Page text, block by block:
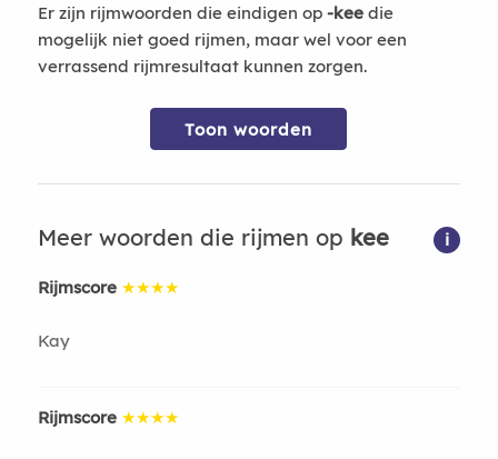
Er zijn rijmwoorden die eindigen op -keedie
mogelijk niet goed rijmen, maar wel voor een
verrassend rijmresultaat kunnen zorgen.
Toon woorden
Meer woorden die rijmen op kee i
Rijmscore ★★★★
Kay
Rijmscore ★★★★